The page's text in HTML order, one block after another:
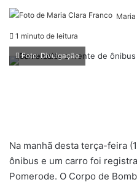
1 minuto de leitura
Foto: Divulgação
Na manhã desta terça-feira
ônibus e um carro foi
Pomerode. O Corpo de